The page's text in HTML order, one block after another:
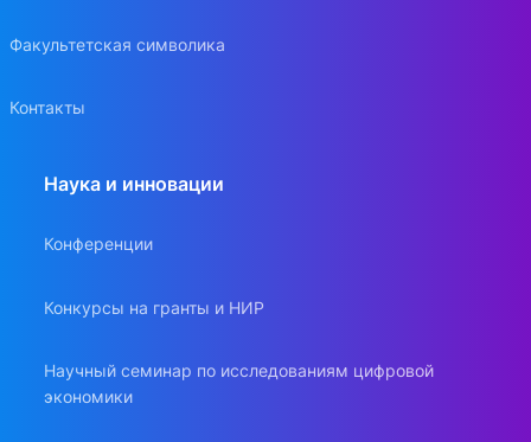
Факультетская символика
Контакты
Наука и инновации
Конференции
Конкурсы на гранты и НИР
Научный семинар по исследованиям цифровой
экономики